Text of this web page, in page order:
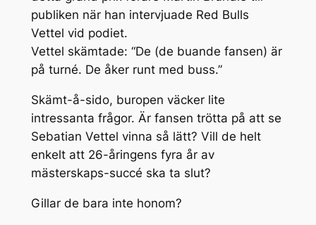
publiken när han intervjuade Red Bulls
Vettel vid podiet.
Vettel skämtade: “De (de buande fansen) är
på turné. De åker runt med buss.”
Skämt-å-sido, buropen väcker lite
intressanta frågor. Är fansen trötta på att se
Sebatian Vettel vinna så lätt? Vill de helt
enkelt att 26-åringens fyra år av
mästerskaps-succé ska ta slut?
Gillar de bara inte honom?